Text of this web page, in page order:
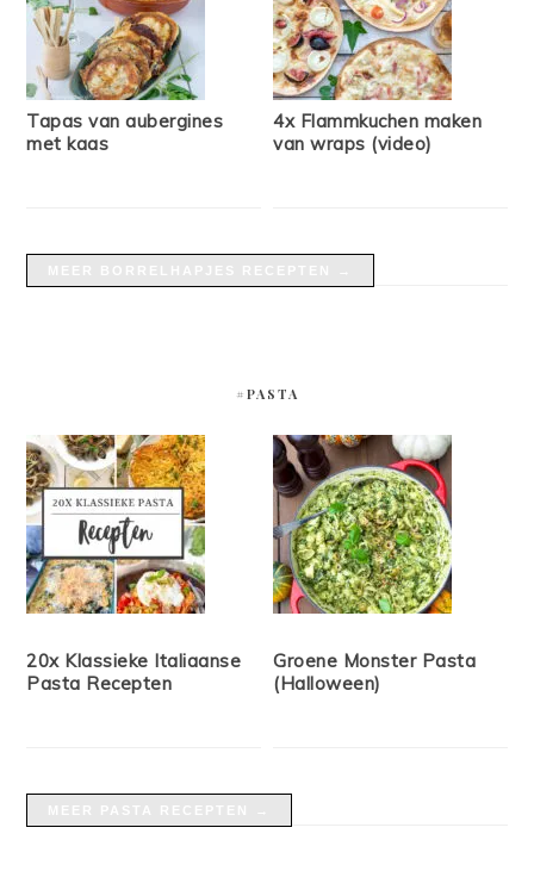
Tapas van aubergines
met kaas
4x Flammkuchen maken
van wraps (video)
#PASTA
20x Klassieke Italiaanse
Pasta Recepten
Groene Monster Pasta
(Halloween)